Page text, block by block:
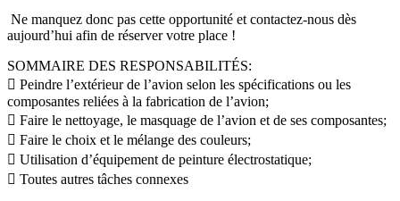
Ne manquez donc pas cette opportunité et contactez-nous dès
aujourd’hui afin de réserver votre place !
SOMMAIRE DES RESPONSABILITÉS:
 Peindre l’extérieur de l’avion selon les spécifications ou les
composantes reliées à la fabrication de l’avion;
 Faire le nettoyage, le masquage de l’avion et de ses composantes;
 Faire le choix et le mélange des couleurs;
 Utilisation d’équipement de peinture électrostatique;
 Toutes autres tâches connexes